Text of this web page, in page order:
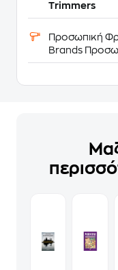
Trimmers
Προσωπική
Brands